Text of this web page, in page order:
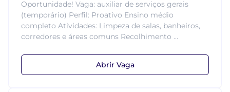
Oportunidade! Vaga: auxiliar de serviços gerais
(temporário) Perfil: Proativo Ensino médio
completo Atividades: Limpeza de salas, banheiros,
corredores e áreas comuns Recolhimento ...
Abrir Vaga